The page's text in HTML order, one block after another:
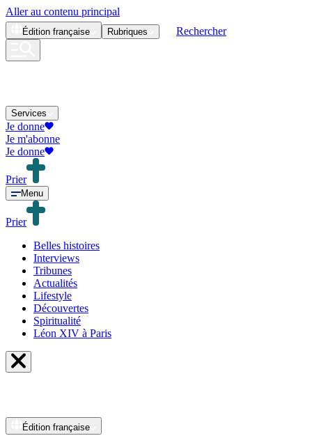
Aller au contenu principal
Édition française Rubriques Rechercher
Services
Je donne
Je m'abonne
Je donne
Prier
Menu
Prier
Belles histoires
Interviews
Tribunes
Actualités
Lifestyle
Découvertes
Spiritualité
Léon XIV à Paris
Édition française